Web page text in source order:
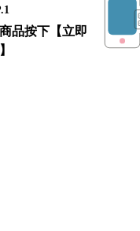
品按下【立即